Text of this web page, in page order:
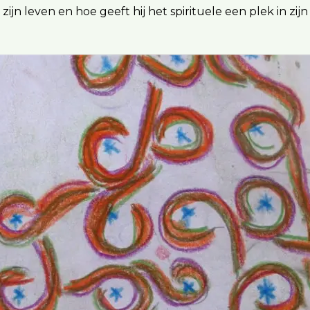
leven en hoe geeft hij het spirituele een plek in zijn